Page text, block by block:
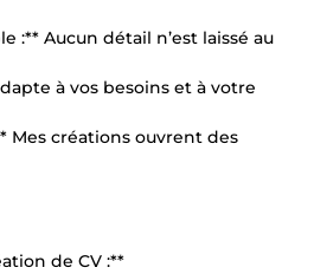
:** Aucun détail n’est laissé au
à vos besoins et à votre
Mes créations ouvrent des
de CV :**